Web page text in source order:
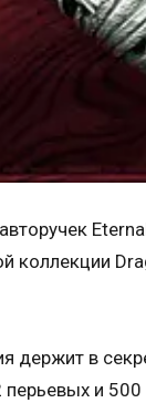
коллекции
держит в
и